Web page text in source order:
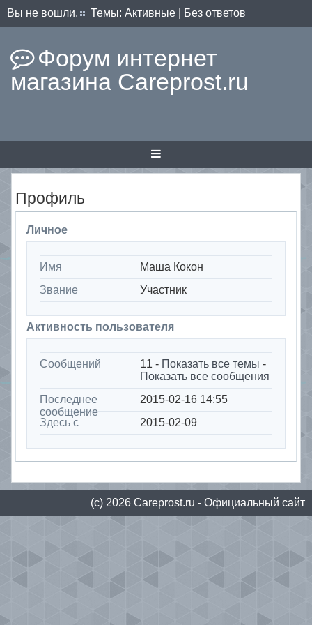
Вы не вошли. Темы: Активные Без ответов
Форум интернет
магазина Careprost.ru
Профиль
Личное
Имя
Маша Кокон
Звание
Участник
Активность пользователя
Сообщений 11 - Показать все темы -
Показать все сообщения
Последнее
сообщение
2015-02-16 14:55
Здесь с
2015-02-09
(с) 2026 Сareprost.ru - Официальный сайт